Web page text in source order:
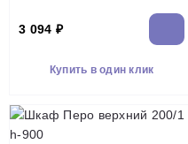
3 094 ₽
Купить в один клик